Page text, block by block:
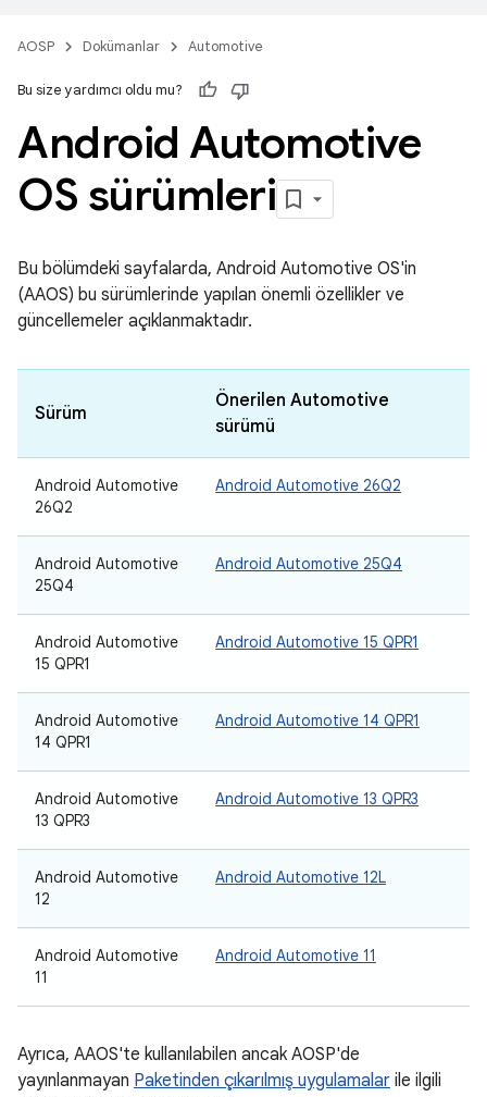
AOSP Dokümanlar Automotive
Bu size yardımcı oldu mu?
Android Automotive
OS sürümleri
Bu bölümdeki sayfalarda, Android Automotive OS'in
(AAOS) bu sürümlerinde yapılan önemli özellikler ve
güncellemeler açıklanmaktadır.
Sürüm
Önerilen Automotive
sürümü
Android Automotive
26Q2
Android Automotive 26Q2
Android Automotive
25Q4
Android Automotive 25Q4
Android Automotive
15 QPR1
Android Automotive 15 QPR1
Android Automotive
14 QPR1
Android Automotive 14 QPR1
Android Automotive
13 QPR3
Android Automotive 13 QPR3
Android Automotive
12
Android Automotive 12L
Android Automotive
11
Android Automotive 11
Ayrıca, AAOS'te kullanılabilen ancak AOSP'de
yayınlanmayan Paketinden çıkarılmış uygulamalar ile ilgili